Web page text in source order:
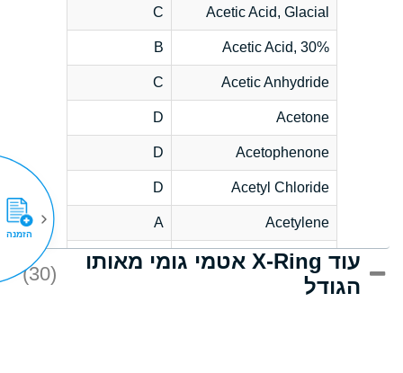
Acetic Acid, Glacial
C
Acetic Acid, 30%
B
Acetic Anhydride
C
Acetone
D
Acetophenone
D
Acetyl Chloride
D
Acetylene
A
Acrlylonitrile
D
Adipic Acid
עוד X-Ring אטמי גומי מאותו
הגודל
(30)
הזמנה